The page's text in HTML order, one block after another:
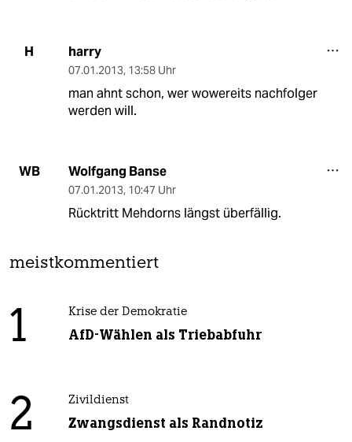
H harry
07.01.2013, 13:58 Uhr
man ahnt schon, wer wowereits nachfolger
werden will.
WB Wolfgang Banse
07.01.2013, 10:47 Uhr
Rücktritt Mehdorns längst überfällig.
meistkommentiert
1 Krise der Demokratie
AfD-Wählen als Triebabfuhr
2 Zivildienst
Zwangsdienst als Randnotiz